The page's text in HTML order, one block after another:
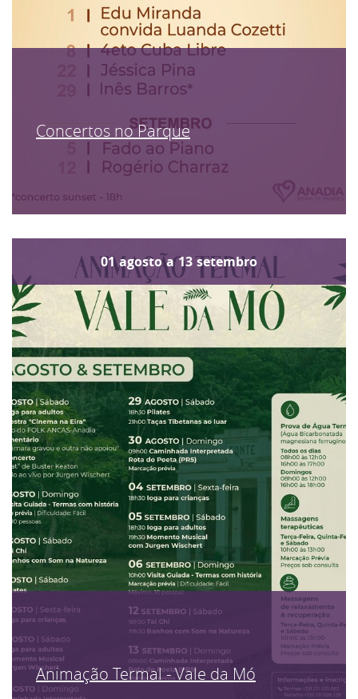
Concertos no Parque
01 agosto a 13 setembro
Animação Termal - Vale da Mó